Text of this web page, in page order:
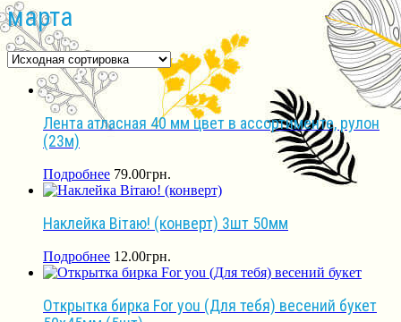
марта
Лента атласная 40 мм цвет в ассортименте, рулон
(23м)
Подробнее 79.00грн.
Наклейка Вітаю! (конверт) 3шт 50мм
Подробнее 12.00грн.
Открытка бирка For you (Для тебя) весений букет